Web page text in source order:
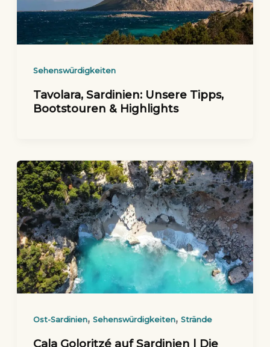
Sehenswürdigkeiten
Tavolara, Sardinien: Unsere Tipps,
Bootstouren & Highlights
Ost-Sardinien,Sehenswürdigkeiten,Strände
Cala Goloritzé auf Sardinien | Die